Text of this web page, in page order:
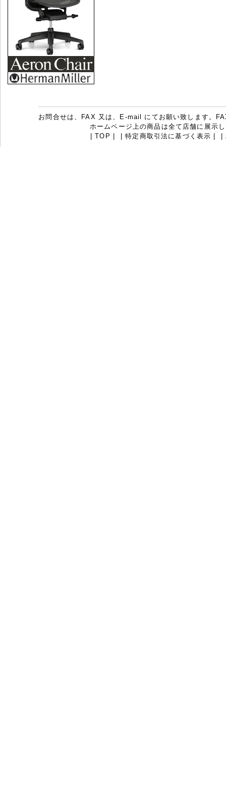
お問合せは、FAX 又は、E-mail にてお願い致します。
ホームページ上の商品は全て店舗に展示
|TOP |特定商取引法に基づく表示 |